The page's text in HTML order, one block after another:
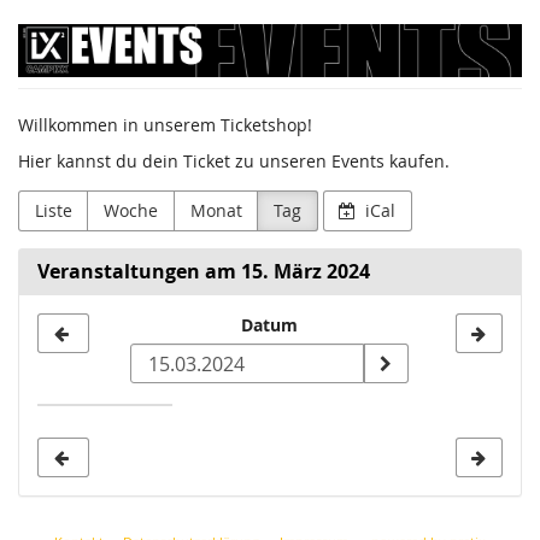
Zum
Haupt-
Inhalt
Sumago
GmbH
/
Campixx
Willkommen in unserem Ticketshop!
Hier kannst du dein Ticket zu unseren Events kaufen.
Liste Woche Monat Tag iCal
Veranstaltungen am 15. März 2024
zur
Anzeige
Datum